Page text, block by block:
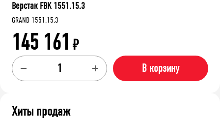
Верстак FBK 1551.15.3
GRAND 1551.15.3
145 161 ₽
В корзину
Хиты продаж